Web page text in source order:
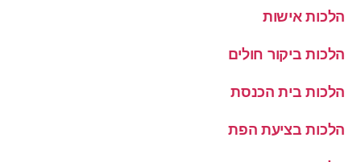
הלכות אישות
הלכות ביקור חולים
הלכות בית הכנסת
הלכות בציעת הפת